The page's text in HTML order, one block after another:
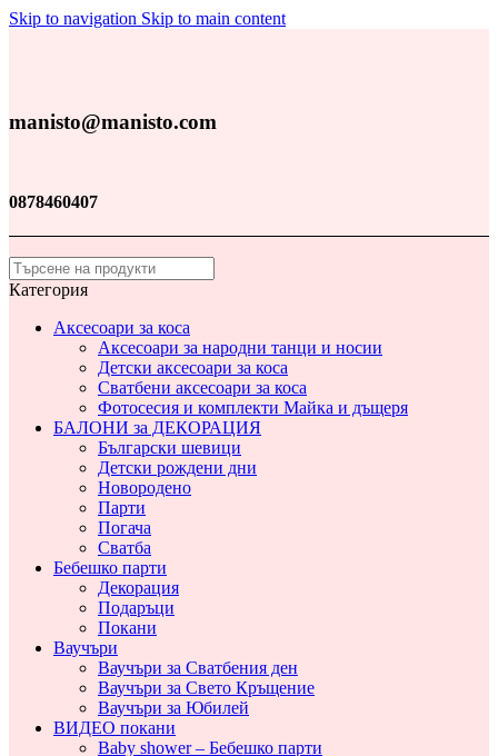
Skip to navigation Skip to main content
manisto@manisto.com
0878460407
Категория
Аксесоари за коса
Аксесоари за народни танци и носии
Детски аксесоари за коса
Сватбени аксесоари за коса
Фотосесия и комплекти Майка и дъщеря
БАЛОНИ за ДЕКОРАЦИЯ
Български шевици
Детски рождени дни
Новородено
Парти
Погача
Сватба
Бебешко парти
Декорация
Подаръци
Покани
Ваучъри
Ваучъри за Сватбения ден
Ваучъри за Свето Кръщение
Ваучъри за Юбилей
ВИДЕО покани
Baby shower – Бебешко парти